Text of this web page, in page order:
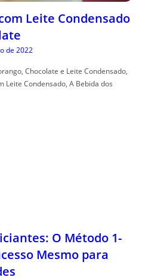
Leite Condensado
de 2022
Chocolate e Leite Condensado,
Leite Condensado, A Bebida dos
O Método 1-
Mesmo para